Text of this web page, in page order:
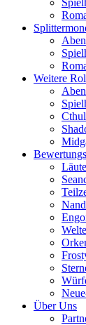
Weitere
Über Uns